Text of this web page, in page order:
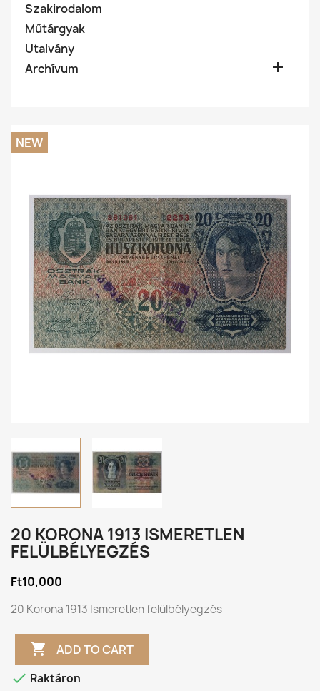
Szakirodalom
Műtárgyak
Utalvány
Archívum

NEW
20 KORONA 1913 ISMERETLEN
FELÜLBÉLYEGZÉS
Ft10,000
20 Korona 1913 Ismeretlen felülbélyegzés
 ADD TO CART
 Raktáron